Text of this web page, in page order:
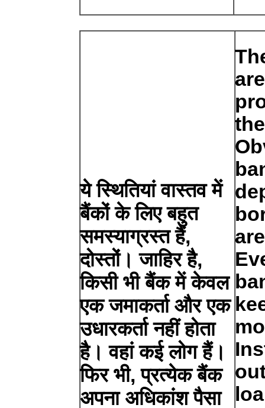
ये स्थितियां वास्तव में
बैंकों के लिए बहुत
समस्याग्रस्त हैं,
दोस्तों। जाहिर है,
किसी भी बैंक में केवल
एक जमाकर्ता और एक
उधारकर्ता नहीं होता
है। वहां कई लोग हैं।
फिर भी, प्रत्येक बैंक
अपना अधिकांश पैसा